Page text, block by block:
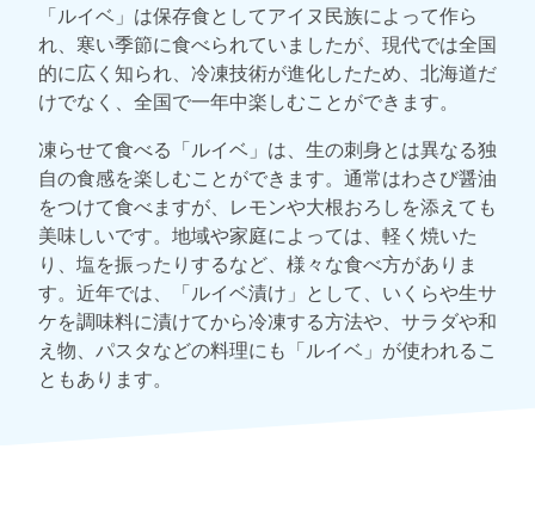
「ルイベ」は保存食としてアイヌ民族によって作ら
れ、寒い季節に食べられていましたが、現代では全国
的に広く知られ、冷凍技術が進化したため、北海道だ
けでなく、全国で一年中楽しむことができます。
凍らせて食べる「ルイベ」は、生の刺身とは異なる独
自の食感を楽しむことができます。通常はわさび醤油
をつけて食べますが、レモンや大根おろしを添えても
美味しいです。地域や家庭によっては、軽く焼いた
り、塩を振ったりするなど、様々な食べ方がありま
す。近年では、「ルイベ漬け」として、いくらや生サ
ケを調味料に漬けてから冷凍する方法や、サラダや和
え物、パスタなどの料理にも「ルイベ」が使われるこ
ともあります。